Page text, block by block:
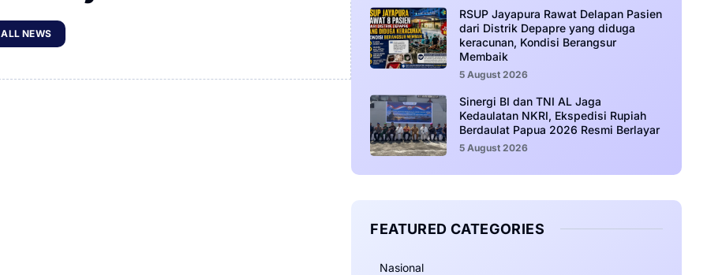
NEWS
RSUP Jayapura Rawat Delapan Pasien
dari Distrik Depapre yang diduga
keracunan, Kondisi Berangsur
Membaik
5 August 2026
Sinergi BI dan TNI AL Jaga
Kedaulatan NKRI, Ekspedisi Rupiah
Berdaulat Papua 2026 Resmi Berlayar
5 August 2026
FEATURED CATEGORIES
Nasional